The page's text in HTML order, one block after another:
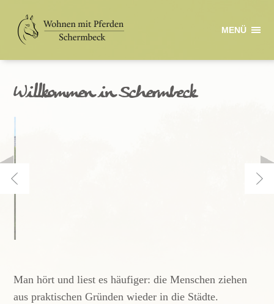
MENÜ
Willkommen in Schermbeck
Man hört und liest es häufiger: die Menschen ziehen
aus praktischen Gründen wieder in die Städte.